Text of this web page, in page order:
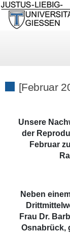
[Februar
Unsere
der
Februar
Neben
Frau Dr.
Osnabrück,